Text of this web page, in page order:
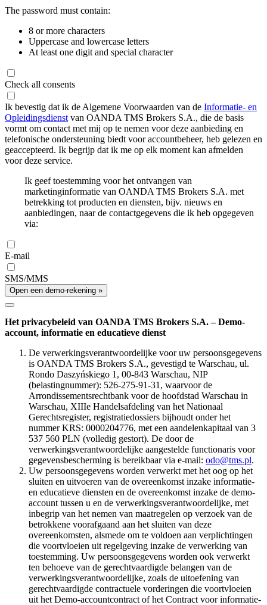
The password must contain:
8 or more characters
Uppercase and lowercase letters
At least one digit and special character
Check all consents
Ik bevestig dat ik de Algemene Voorwaarden van de Informatie- en
Opleidingsdienst van OANDA TMS Brokers S.A., die de basis
vormt om contact met mij op te nemen voor deze aanbieding en
telefonische ondersteuning biedt voor accountbeheer, heb gelezen en
geaccepteerd. Ik begrijp dat ik me op elk moment kan afmelden
voor deze service.
Ik geef toestemming voor het ontvangen van
marketinginformatie van OANDA TMS Brokers S.A. met
betrekking tot producten en diensten, bijv. nieuws en
aanbiedingen, naar de contactgegevens die ik heb opgegeven
via:
E-mail
SMS/MMS
Open een demo-rekening »
Het privacybeleid van OANDA TMS Brokers S.A. – Demo-
account, informatie en educatieve dienst
De verwerkingsverantwoordelijke voor uw persoonsgegevens
is OANDA TMS Brokers S.A., gevestigd te Warschau, ul.
Rondo Daszyńskiego 1, 00-843 Warschau, NIP
(belastingnummer): 526-275-91-31, waarvoor de
Arrondissementsrechtbank voor de hoofdstad Warschau in
Warschau, XIIIe Handelsafdeling van het Nationaal
Gerechtsregister, registratiedossiers bijhoudt onder het
nummer KRS: 0000204776, met een aandelenkapitaal van 3
537 560 PLN (volledig gestort). De door de
verwerkingsverantwoordelijke aangestelde functionaris voor
gegevensbescherming is bereikbaar via e-mail: odo@tms.pl.
Uw persoonsgegevens worden verwerkt met het oog op het
sluiten en uitvoeren van de overeenkomst inzake informatie-
en educatieve diensten en de overeenkomst inzake de demo-
account tussen u en de verwerkingsverantwoordelijke, met
inbegrip van het nemen van maatregelen op verzoek van de
betrokkene voorafgaand aan het sluiten van deze
overeenkomsten, alsmede om te voldoen aan verplichtingen
die voortvloeien uit regelgeving inzake de verwerking van
toestemming. Uw persoonsgegevens worden ook verwerkt
ten behoeve van de gerechtvaardigde belangen van de
verwerkingsverantwoordelijke, zoals de uitoefening van
gerechtvaardigde contractuele vorderingen die voortvloeien
uit het Demo-accountcontract of het Contract voor informatie-